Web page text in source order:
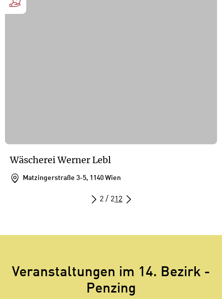
Wäscherei Werner Lebl
Matzingerstraße 3-5, 1140 Wien
2 / 21 2
Veranstaltungen im 14. Bezirk -
Penzing